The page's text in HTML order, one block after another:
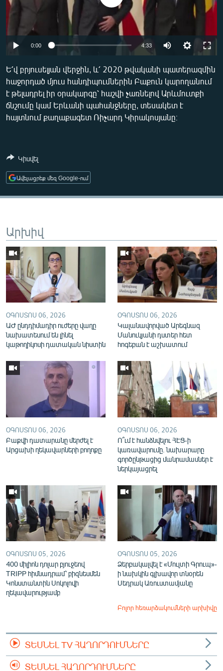
ՄԻՋԱԶԳԱՅԻՆ
ՄՇԱԿՈՒՅԹ
ՍՊՈՐՏ
ՏՏ ԵՒ ԻՆՏԵՐՆԵՏ
ԿՈՐՈՆԱՎԻՐՈՒՍ
ԱՐԽԻՎ
ԲԱՆԱՎԵՃ
ՁԳՏԵԼՈՎ ԼԱՎԱԳՈՒՅՆԻՆ
English
Русский
ՀԵՏԵՎԵՔ ՄԵԶ
«Ազատության» բոլոր կայքերը
Auto 240p 360p 480p
0:00 4:33
360p
480p
720p
Ե՛վ բրյուսելյան վերջին, և՛ 2020 թվականի պատերազմին
հաջորդած մյուս հանդիպումներին Բաքուն կարողանում
է թելադրել իր օրակարգը՝ հաշվի չառնելով Արևմուտքի
ճնշումը կամ Երևանի պահանջները, տեսակետ է
հայտնում քաղաքագետ Ռիչարդ Կիրակոսյանը։
Կիսվել
Ավելացրեք մեզ Google-ում
Արխիվ
ՕԳՈՍՏՈՍ 06, 2026
ԱԺ ընդդիմադիր ուժերը վաղը
նախատեսում են լինել
կաթողիկոսի դատական նիստին
ՕԳՈՍՏՈՍ 06, 2026
Կալանավորված Արեգնազ
Մանուկյանի դստեր հետ
հոգեբան է աշխատում
ՕԳՈՍՏՈՍ 06, 2026
Բաքվի դատարանը մերժել է
Արցախի ղեկավարների բողոքը
ՕԳՈՍՏՈՍ 06, 2026
Ո՞ւմ է հանձնվելու ՀԷՑ-ի
կառավարումը. նախարարը
գործընթացից մանրամասներ է
ներկայացրել
ՕԳՈՍՏՈՍ 05, 2026
400 միլիոն դոլար բյուջեով
TRIPP հիմնադրամ՝ բիզնեսմեն
Կոնստանտին Սոկոլովի
ղեկավարությամբ
ՕԳՈՍՏՈՍ 05, 2026
Ձերբակալվել է «Մուլտի Գրուպ»-
ի նախկին գլխավոր տնօրեն
Սեդրակ Առուստամյանը
Բոլոր հեռարձակումների արխիվը
ՏԵՍՆԵԼ TV ՀԱՂՈՐԴՈՒՄՆԵՐԸ
ՏԵՍՆԵԼ ՀԱՂՈՐԴՈՒՄՆԵՐԸ